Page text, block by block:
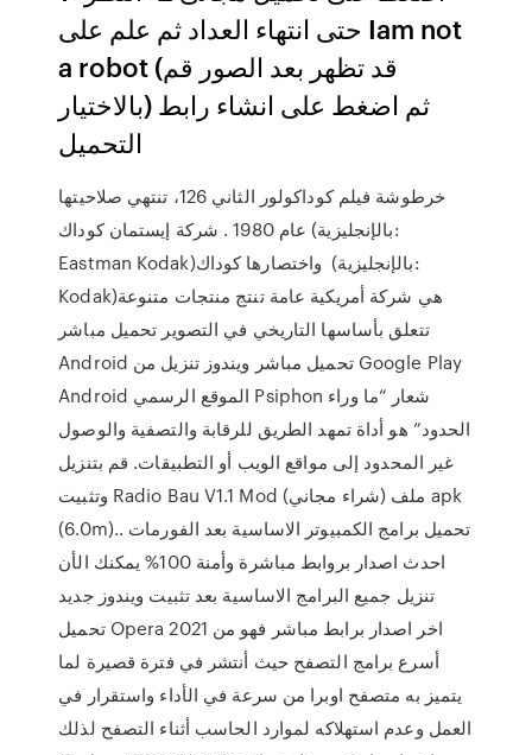
حتى انتهاء العداد ثم علم على Iam not
a robot (قد تظهر بعد الصور قم
بالاختيار) ثم اضغط على انشاء رابط
التحميل
خرطوشة فيلم كوداكولور الثاني 126، تنتهي صلاحيتها
عام 1980 . شركة إيستمان كوداك (بالإنجليزية:
Eastman Kodak)‏ واختصارها كوداك (بالإنجليزية:
Kodak)‏ هي شركة أمريكية عامة تنتج منتجات متنوعة
تتعلق بأساسها التاريخي في التصوير تحميل مباشر
Android تحميل مباشر ويندوز تنزيل من Google Play
Android الموقع الرسمي Psiphon شعار “ما وراء
الحدود” هو أداة تمهد الطريق للرقابة والتصفية والوصول
غير المحدود إلى مواقع الويب أو التطبيقات. قم بتنزيل
وتثبيت Radio Bau V1.1 Mod (شراء مجاني) ملف apk
(6.0m).. تحميل برامج الكمبيوتر الاساسية بعد الفورمات
احدث اصدار بروابط مباشرة وأمنة 100% يمكنك الأن
تنزيل جميع البرامج الاساسية بعد تثبيت ويندوز جديد
تحميل Opera 2021 اخر اصدار برابط مباشر فهو من
أسرع برامج التصفح حيث أنتشر في فترة قصيرة لما
يتميز به متصفح اوبرا من سرعة في الأداء واستقرار في
العمل وعدم استهلاكه لموارد الحاسب أثناء التصفح لذلك